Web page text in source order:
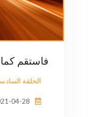
فاستقم
الحلقة